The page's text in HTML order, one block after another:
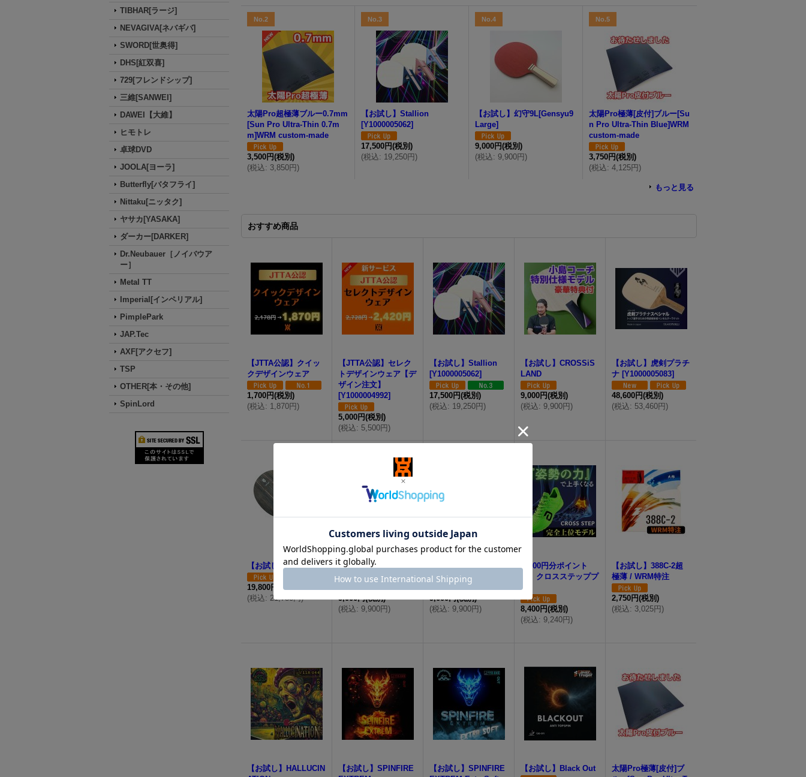
TIBHAR[ラージ]
NEVAGIVA[ネバギバ]
SWORD[世奥得]
DHS[紅双喜]
729[フレンドシップ]
三維[SANWEI]
DAWEI【大維】
ヒモトレ
卓球DVD
JOOLA[ヨーラ]
Butterfly[バタフライ]
Nittaku[ニッタク]
ヤサカ[YASAKA]
ダーカー[DARKER]
Dr.Neubauer［ノイバウア
ー］
Metal TT
Imperial[インペリアル]
PimplePark
JAP.Tec
AXF[アクセフ]
TSP
OTHER[本・その他]
SpinLord
No.2
太陽Pro超極薄ブルー0.7mm
[Sun Pro Ultra-Thin 0.7m
m]WRM custom-made
3,500円(税別)
(税込: 3,850円)
No.3
【お試し】Stallion
[Y1000005062]
17,500円(税別)
(税込: 19,250円)
No.4
【お試し】幻守9L[Gensyu9
Large]
9,000円(税別)
(税込: 9,900円)
No.5
太陽Pro極薄[皮付]ブルー[Su
n Pro Ultra-Thin Blue]WRM
custom-made
3,750円(税別)
(税込: 4,125円)
もっと見る
おすすめ商品
【JTTA公認】クイッ
クデザインウェア
1,700円(税別)
(税込: 1,870円)
【JTTA公認】セレク
トデザインウェア【デ
ザイン注文】
[Y1000004992]
5,000円(税別)
(税込: 5,500円)
【お試し】Stallion
[Y1000005062]
17,500円(税別)
(税込: 19,250円)
【お試し】CROSSiS
LAND
9,000円(税別)
(税込: 9,900円)
【お試し】虎剣プラチ
ナ [Y1000005083]
48,600円(税別)
(税込: 53,460円)
【お試し】Ebony GF
19,800円
(税別)
(税込: 21,780円)
【お試し】幻守9[Gen
syu9]
9,000円(税別)
(税込: 9,900円)
【お試し】幻守9L[Ge
nsyu9 Large]
9,000円(税別)
(税込: 9,900円)
【500円分ポイント
付】クロスステッププ
ロ
8,400円(税別)
(税込: 9,240円)
【お試し】388C-2超
極薄 / WRM特注
2,750円(税別)
(税込: 3,025円)
【お試し】HALLUCIN
【お試し】SPINFIRE
【お試し】SPINFIRE
【お試し】Black Out
太陽Pro極薄[皮付]ブ